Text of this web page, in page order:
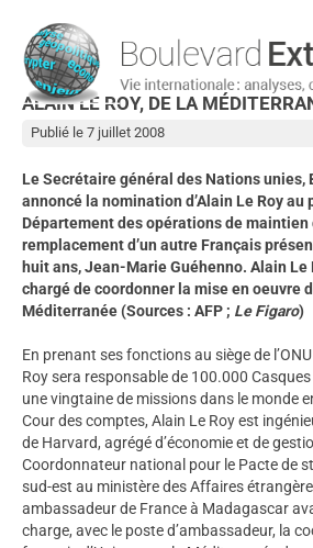
ALAIN LE ROY, DE LA
Publié le 7 juillet 2008
Le Secrétaire général des Nations unies,
annoncé la nomination d’Alain Le Roy au
Département des opérations de maintien
remplacement d’un autre Français
huit ans, Jean-Marie Guéhenno. Alain Le
chargé de coordonner la mise en oeuvre
Méditerranée (Sources : AFP ; Le Figaro)
En prenant ses fonctions au siège de
Roy sera responsable de 100.000
une vingtaine de missions dans le monde
Cour des comptes, Alain Le Roy est
de Harvard, agrégé d’économie et de
Coordonnateur national pour le Pacte de
sud-est au ministère des Affaires
ambassadeur de France à Madagascar
charge, avec le poste d’ambassadeur, la